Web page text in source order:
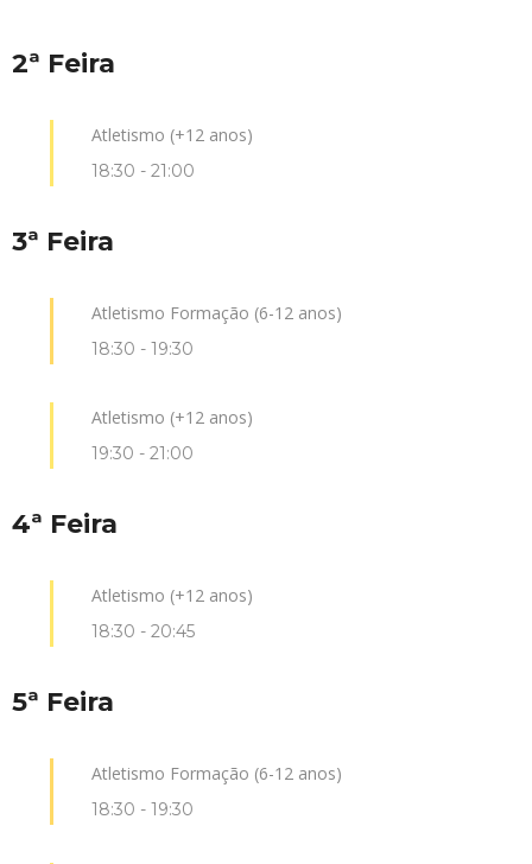
2ª Feira
Atletismo (+12 anos)
18:30 - 21:00
3ª Feira
Atletismo Formação (6-12 anos)
18:30 - 19:30
Atletismo (+12 anos)
19:30 - 21:00
4ª Feira
Atletismo (+12 anos)
18:30 - 20:45
5ª Feira
Atletismo Formação (6-12 anos)
18:30 - 19:30